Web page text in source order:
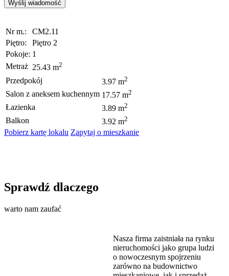
Nr m.:
CM2.11
Piętro:
Piętro 2
Pokoje: 1
Metraż 25.43 m2
Przedpokój 3.97 m2
Salon z aneksem kuchennym 17.57 m2
Łazienka 3.89 m2
Balkon 3.92 m2
Pobierz kartę lokalu Zapytaj o mieszkanie
Sprawdź dlaczego
warto nam zaufać
Nasza firma zaistniała na rynku
nieruchomości jako grupa ludzi
o nowoczesnym spojrzeniu
zarówno na budownictwo